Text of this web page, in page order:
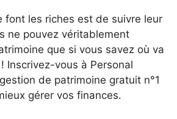
font les riches est de suivre leur
ne pouvez véritablement
que si vous savez où va
Inscrivez-vous à Personal
de patrimoine gratuit n°1
gérer vos finances.